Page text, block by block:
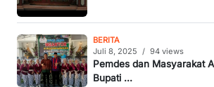
BERITA
Juli 8, 2025
/ 94 views
Pemdes dan Masyarakat
Bupati ...